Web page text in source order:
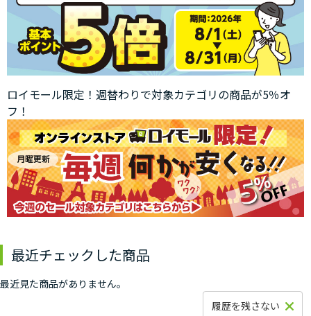
ロイモール限定！週替わりで対象カテゴリの商品が5％オ
フ！
最近チェックした商品
最近見た商品がありません。
履歴を残さない